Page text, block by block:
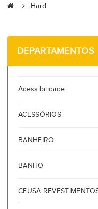
Hard
DEPARTAMENTOS
Acessibilidade
ACESSÓRIOS
BANHEIRO
BANHO
CEUSA